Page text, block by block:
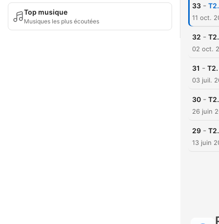
Top musique
Musiques les plus écoutées
33 -
11 oct.
32 -
02 oct.
31 -
03 juil.
30 -
26 juin
29 -
13 juin